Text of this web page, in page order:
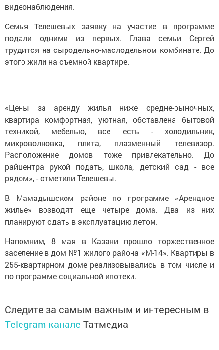
видеонаблюдения.
Семья Телешевых заявку на участие в программе
подали одними из первых. Глава семьи Сергей
трудится на сыродельно-маслодельном комбинате. До
этого жили на съемной квартире.
«Цены за аренду жилья ниже средне-рыночных,
квартира комфортная, уютная, обставлена бытовой
техникой, мебелью, все есть - холодильник,
микроволновка, плита, плазменный телевизор.
Расположение домов тоже привлекательно. До
райцентра рукой подать, школа, детский сад - все
рядом», - отметили Телешевы.
В Мамадышском районе по программе «Арендное
жилье» возводят еще четыре дома. Два из них
планируют сдать в эксплуатацию летом.
Напомним, 8 мая в Казани прошло торжественное
заселение в дом №1 жилого района «М-14». Квартиры в
255-квартирном доме реализовывались в том числе и
по программе социальной ипотеки.
Следите за самым важным и интересным в
Telegram-канале Татмедиа